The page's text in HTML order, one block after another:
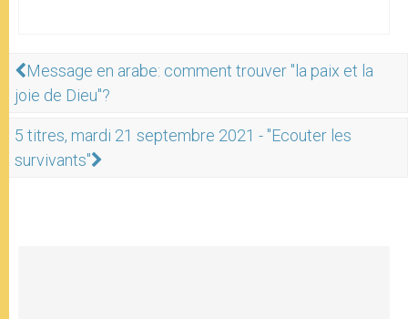
Message en arabe: comment trouver "la paix et la
joie de Dieu"?
5 titres, mardi 21 septembre 2021 - "Ecouter les
survivants"